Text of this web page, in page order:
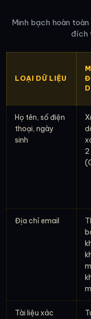
Minh bạch hoàn
đích
LOẠI DỮ LIỆU
Họ tên, số điện
thoại, ngày
sinh
2
Địa chỉ email
Tài liệu xác